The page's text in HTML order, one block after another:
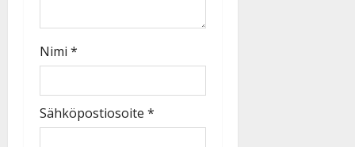
Nimi *
Sähköpostiosoite *